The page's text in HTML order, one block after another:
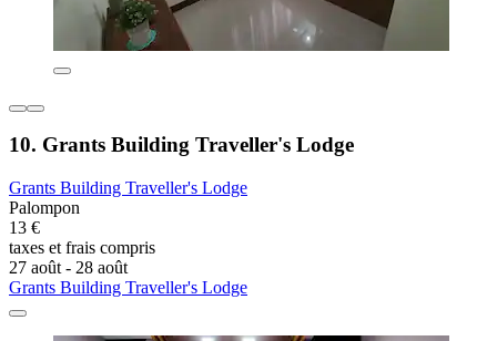
10. Grants Building Traveller's Lodge
Grants Building Traveller's Lodge
Palompon
13 €
taxes et frais compris
27 août - 28 août
Grants Building Traveller's Lodge